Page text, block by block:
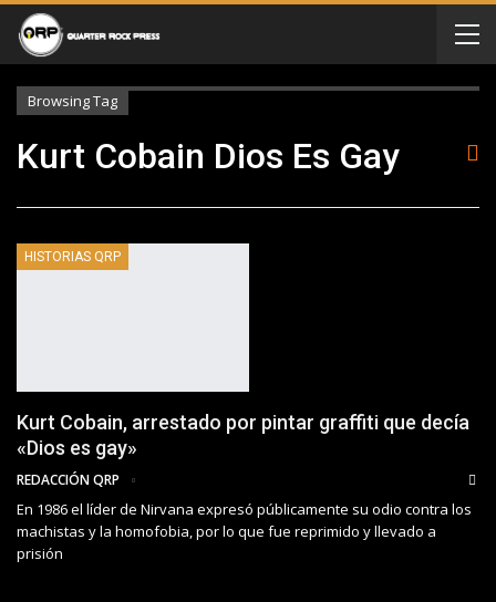
Browsing Tag
Kurt Cobain Dios Es Gay
HISTORIAS QRP
Kurt Cobain, arrestado por pintar graffiti que decía
«Dios es gay»
REDACCIÓN QRP
En 1986 el líder de Nirvana expresó públicamente su odio contra los
machistas y la homofobia, por lo que fue reprimido y llevado a
prisión